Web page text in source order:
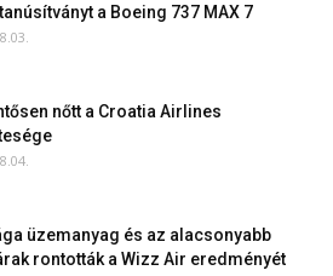
a Boeing 737 MAX 7
nőtt a Croatia Airlines
üzemanyag és az alacsonyabb
rontották a Wizz Air eredményét